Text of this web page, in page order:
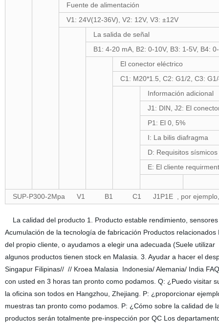
Fuente de alimentación
V1: 24V(12-36V), V2: 12V, V3: ±12V
La salida de señal
B1: 4-20 mA, B2: 0-10V, B3: 1-5V, B4:
El conector eléctrico
C1: M20*1.5, C2: G1/2, C3:
Información adicional
J1: DIN, J2: El
P1: El 0, 5%
I: La bilis diafragma
D: Requisitos sísmicos
E: El cliente requirment
SUP-P300-2Mpa V1 B1 C1 J1P1E , por ejemplo, el
La calidad del producto 1. Producto estable rendimiento,
Acumulación de la tecnología de fabricación Productos
del propio cliente, o ayudamos a elegir una adecuada (Suele
algunos productos tienen stock en Malasia. 3. Ayudar a hacer el
Singapur Filipinas// // Kroea Malasia Indonesia/ Alemania/ India
con usted en 3 horas tan pronto como podamos. Q: ¿Puedo visitar
la oficina son todos en Hangzhou, Zhejiang. P: ¿proporcionar
muestras tan pronto como podamos. P: ¿Cómo sobre la calidad de
productos serán totalmente pre-inspección por QC Los